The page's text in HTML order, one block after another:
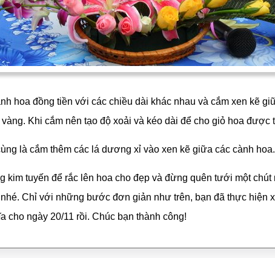
hoa đồng tiền với các chiều dài khác nhau và cắm xen kẽ
Khi cắm nên tạo độ xoải và kéo dài để cho giỏ hoa được
là cắm thêm các lá dương xỉ vào xen kẽ giữa các cành hoa.
kim tuyến để rắc lên hoa cho đẹp và đừng quên tưới một
Chỉ với những bước đơn giản như trên, bạn đã thực hiện
cho ngày 20/11 rồi. Chúc bạn thành công!